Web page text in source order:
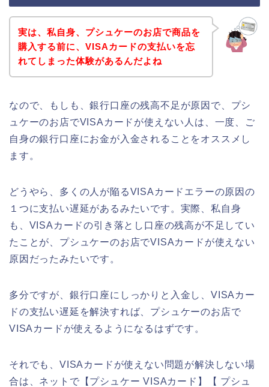
実は、私自身、プシュケーのお店で商品を
購入する前に、VISAカードの支払いを忘
れてしまった体験があるんだよね
なので、もしも、銀行口座の残高不足が原因で、プシ
ュケーのお店でVISAカードが使えない人は、一度、ご
自身の銀行口座にお金が入金されることをオススメし
ます。
どうやら、多くの人が陥るVISAカードエラーの原因の
１つに支払い遅延があるみたいです。実際、私自身
も、VISAカードの引き落とし口座の残高が不足してい
たことが、プシュケーのお店でVISAカードが使えない
原因だったみたいです。
多分ですが、銀行口座にしっかりと入金し、VISAカー
ドの支払い遅延を解決すれば、プシュケーのお店で
VISAカードが使えるようになるはずです。
それでも、VISAカードが使えない問題が解決しない場
合は、ネットで【プシュケー VISAカード】【 プシュ